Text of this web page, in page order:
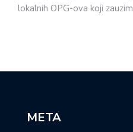
lokalnih OPG-ova koji
META